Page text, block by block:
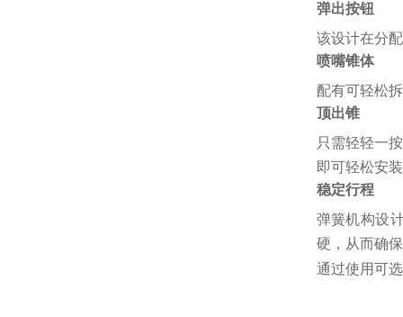
弹出按钮
该设计在分
喷嘴锥体
配有可轻松
顶出锥
只需轻轻一按
即可轻松安
稳定行程
弹簧机构设
硬，从而确
通过使用可